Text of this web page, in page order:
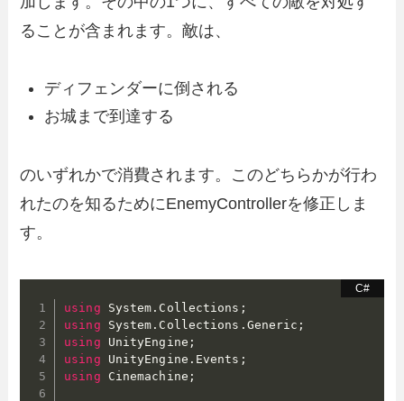
ることが含まれます。敵は、
ディフェンダーに倒される
お城まで到達する
のいずれかで消費されます。このどちらかが行わ
れたのを知るためにEnemyControllerを修正しま
す。
using System . Collections ;
using System . Collections . Generic ;
using UnityEngine ;
using UnityEngine . Events ;
using Cinemachine ;